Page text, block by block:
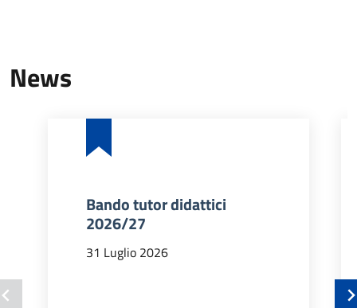
News
Bando tutor didattici
2026/27
31 Luglio 2026